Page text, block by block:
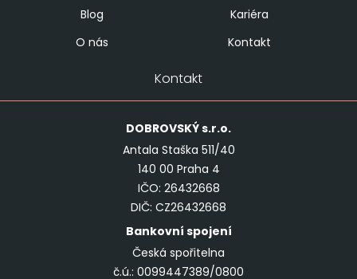
Blog
Kariéra
O nás
Kontakt
Kontakt
DOBROVSKÝs.r.o.
Antala Staška 511/40
140 00 Praha 4
IČO: 26432668
DIČ: CZ26432668
Bankovní spojení
Česká spořitelna
č.ú.: 0099447389/0800